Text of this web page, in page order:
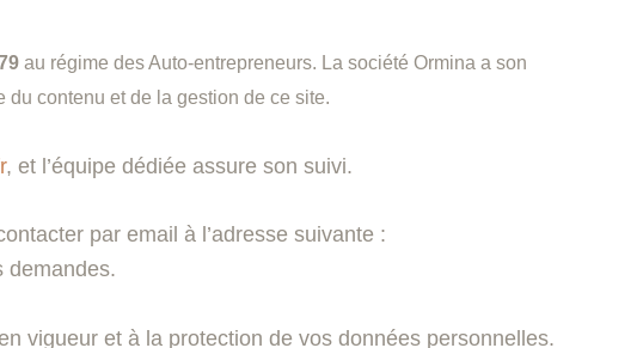
au régime des Auto-entrepreneurs. La société Ormina a son
du contenu et de la gestion de ce site.
, et l’équipe dédiée assure son suivi.
par email à l’adresse suivante :
demandes.
vigueur et à la protection de vos données personnelles.